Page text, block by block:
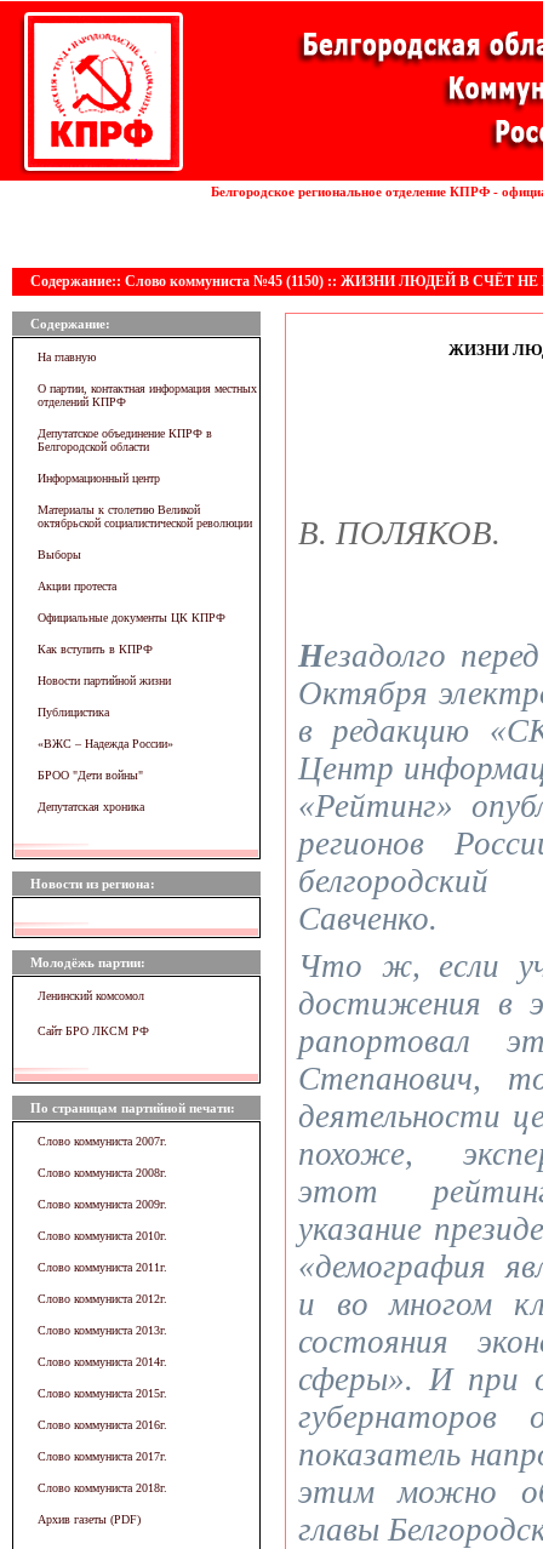
Белгородское региональное отделение КПРФ -
Содержание:: Слово коммуниста №45 (1150) :: ЖИЗНИ ЛЮДЕЙ В СЧЁТ
Содержание:
На главную
О партии, контактная информация местных
отделений КПРФ
Депутатское объединение КПРФ в
Белгородской области
Информационный центр
Материалы к столетию Великой
октябрьской социалистической революции
Выборы
Акции протеста
Официальные документы ЦК КПРФ
Как вступить в КПРФ
Новости партийной жизни
Публицистика
«ВЖC – Надежда России»
БРОО "Дети войны"
Депутатская хроника
Новости из региона:
Молодёжь партии:
Ленинский комсомол
Сайт БРО ЛКСМ РФ
По страницам партийной печати:
Слово коммуниста 2007г.
Слово коммуниста 2008г.
Слово коммуниста 2009г.
Слово коммуниста 2010г.
Слово коммуниста 2011г.
Слово коммуниста 2012г.
Слово коммуниста 2013г.
Слово коммуниста 2014г.
Слово коммуниста 2015г.
Слово коммуниста 2016г.
Слово коммуниста 2017г.
Слово коммуниста 2018г.
Архив газеты (PDF)
ЖИЗНИ
В. ПОЛЯКОВ.
Незадолго
Октября
в редакцию
Центр
«Рейтинг»
регионов
Савченко.
Что ж, если
достижения в
рапортовал
Степанович,
деятельности
похоже,
этот
указание
«демография
и во многом
состояния
сферы». И при
показатель
этим можно
главы